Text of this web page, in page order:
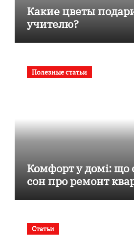
Какие цветы
учителю?
Полезные статьи
Комфорт у домі: що
сон про ремонт
Статьи